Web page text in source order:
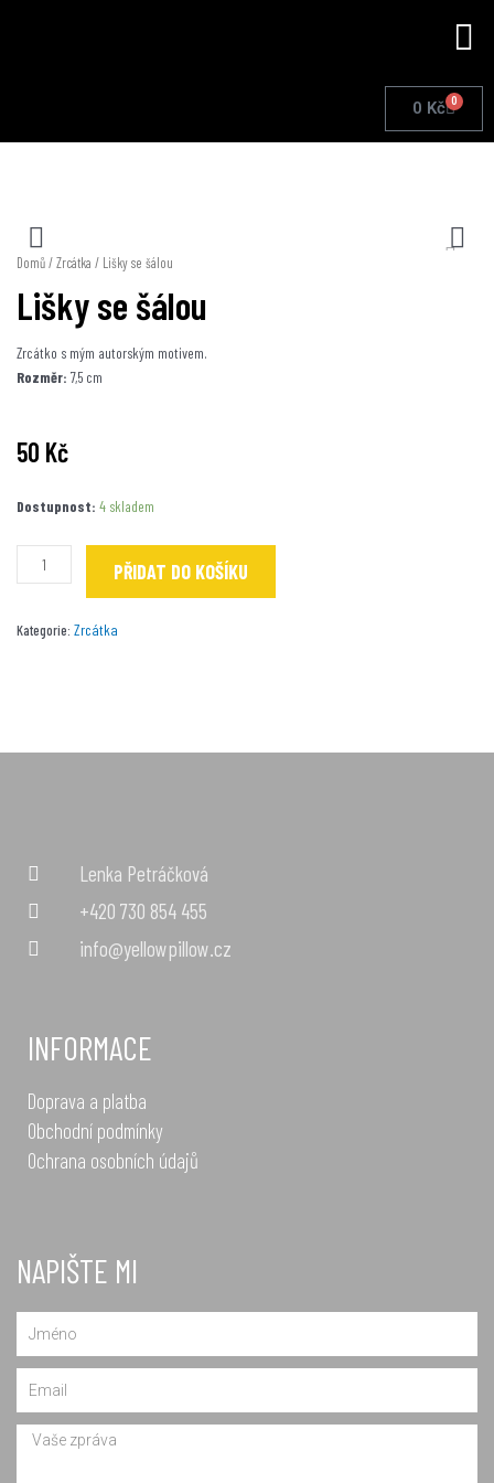
0 Kč 0Cart
Domů/Zrcátka / Lišky se šálou
Lišky se šálou
Zrcátko s mým autorským motivem.
Rozměr: 7,5 cm
50 Kč
Dostupnost: 4 skladem
Lišky
množství
PŘIDAT DO KOŠÍKU
Kategorie: Zrcátka
Lenka Petráčková
+420 730 854 455
info@yellowpillow.cz
INFORMACE
Doprava a platba
Obchodní podmínky
Ochrana osobních údajů
NAPIŠTE MI
Message